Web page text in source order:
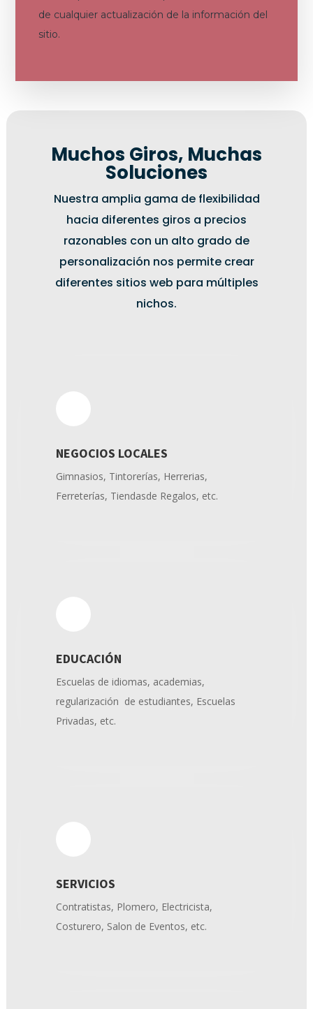
de cualquier actualización de la información del
sitio.
Muchos Giros, Muchas
Soluciones
Nuestra amplia gama de flexibilidad
hacia diferentes giros a precios
razonables con un alto grado de
personalización nos permite crear
diferentes sitios web para múltiples
nichos.
NEGOCIOS LOCALES
Gimnasios, Tintorerías, Herrerias,
Ferreterías, Tiendasde Regalos, etc.
EDUCACIÓN
Escuelas de idiomas, academias,
regularización de estudiantes, Escuelas
Privadas, etc.
SERVICIOS
Contratistas, Plomero, Electricista,
Costurero, Salon de Eventos, etc.